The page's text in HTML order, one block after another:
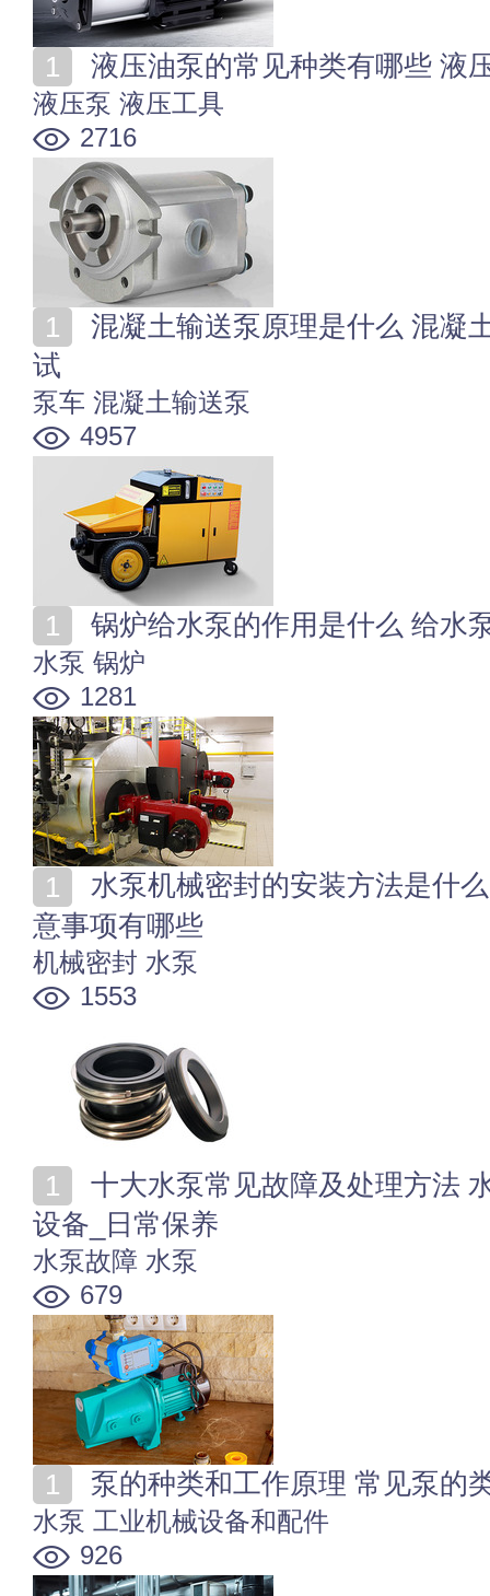
液压油泵的常见种类有哪些 液
液压泵 液压工具
2716
试
泵车 混凝土输送泵
4957
锅炉给水泵的作用是什么 给水
水泵 锅炉
1281
意事项有哪些
机械密封 水泵
1553
设备_日常保养
水泵故障 水泵
679
泵的种类和工作原理 常见泵的
水泵 工业机械设备和配件
926